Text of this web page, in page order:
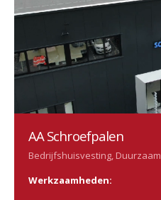
AA Schroefpalen
Bedrijfshuisvesting, Duurzaam
Werkzaamheden: